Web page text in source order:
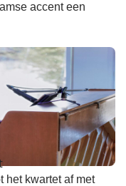
accent een
het kwartet af met